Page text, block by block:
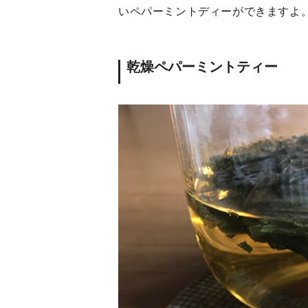
いペパーミントディーができますよ
乾燥ペパーミントティー